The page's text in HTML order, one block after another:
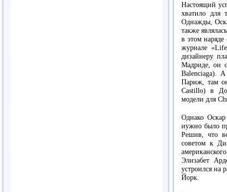
Настоящий
хватило для
Однажды,
также
в этом наряде
журнале
дизайнеру
Мадриде, он
Balenciaga).
Париж, там
Castillo) в
модели для
Однако
нужно было
Решив, что
советом к
Элизабет
устроился на
Йорк.